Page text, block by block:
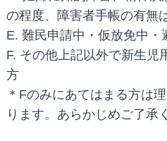
の程度、障害者手帳の有無
E. 難民申請中・仮放免中・
F. その他上記以外で新生児
方
＊Fのみにあてはまる方は
ります。あらかじめご了承